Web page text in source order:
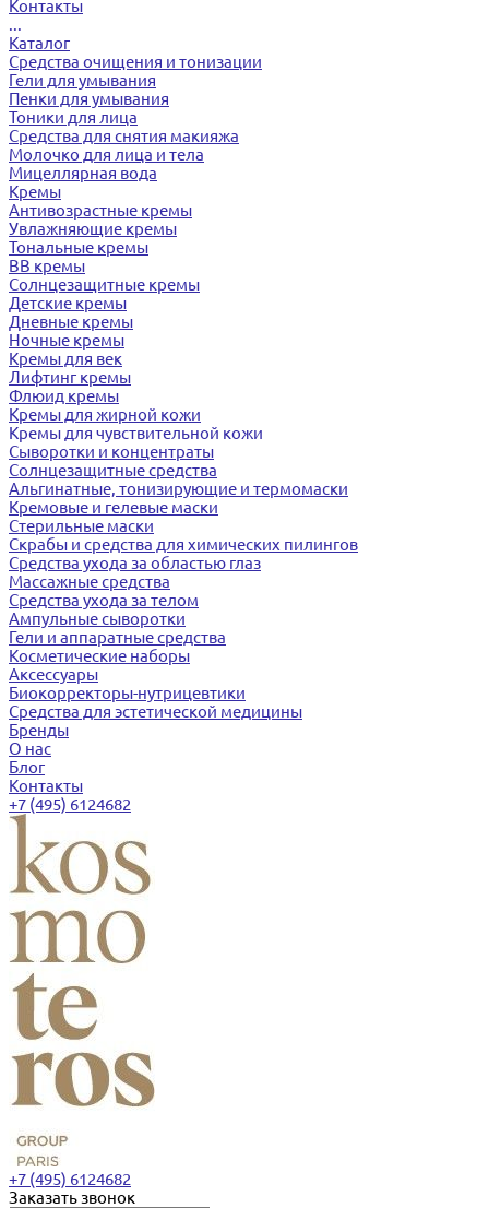
Контакты
...
Каталог
Средства очищения и тонизации
Гели для умывания
Пенки для умывания
Тоники для лица
Средства для снятия макияжа
Молочко для лица и тела
Мицеллярная вода
Кремы
Антивозрастные кремы
Увлажняющие кремы
Тональные кремы
BB кремы
Солнцезащитные кремы
Детские кремы
Дневные кремы
Ночные кремы
Кремы для век
Лифтинг кремы
Флюид кремы
Кремы для жирной кожи
Кремы для чувствительной кожи
Сыворотки и концентраты
Солнцезащитные средства
Альгинатные, тонизирующие и термомаски
Кремовые и гелевые маски
Стерильные маски
Скрабы и средства для химических пилингов
Средства ухода за областью глаз
Массажные средства
Средства ухода за телом
Ампульные сыворотки
Гели и аппаратные средства
Косметические наборы
Аксессуары
Биокорректоры-нутрицевтики
Средства для эстетической медицины
Бренды
О нас
Блог
Контакты
+7 (495) 6124682
+7 (495) 6124682
Заказать звонок